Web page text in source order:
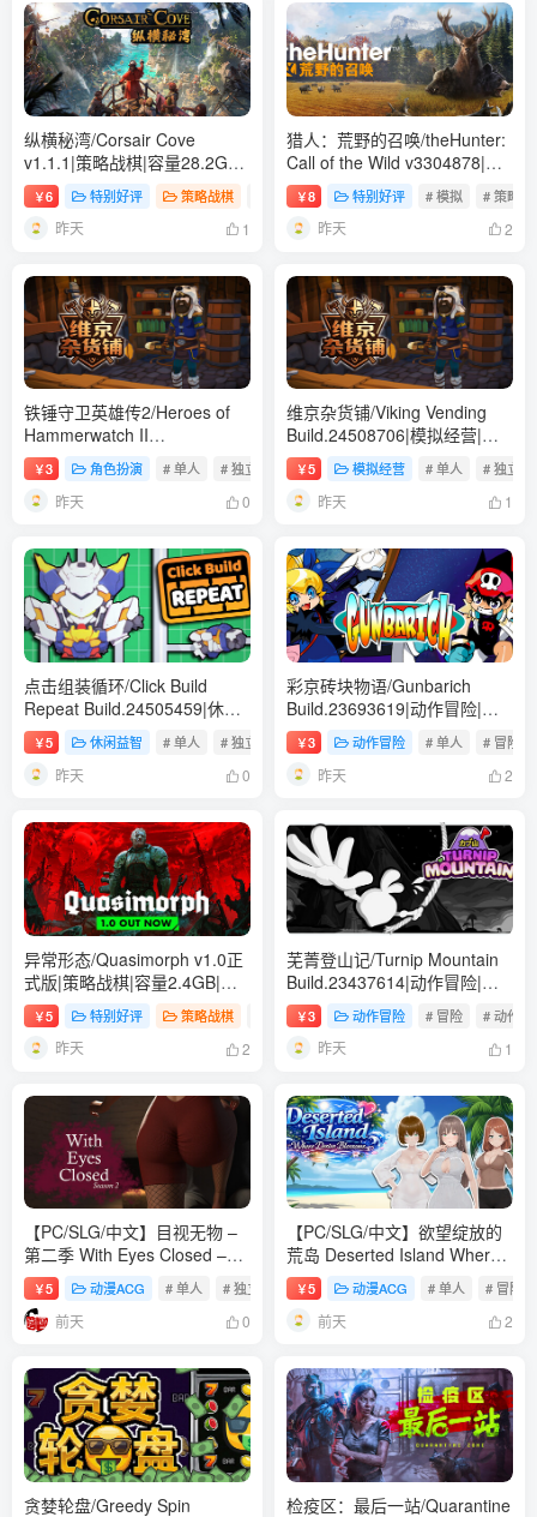
纵横秘湾/Corsair Cove
v1.1.1|策略战棋|容量28.2GB|
免安装绿色中文版
￥6 特别好评 策略战棋 # 单人 # 模拟 # 策略
昨天 1
猎人：荒野的召唤/theHunter:
Call of the Wild v3304878|动
作射击|容量121.2GB|免安装
绿色中文版
￥8 特别好评 # 模拟 # 策略
昨天 2
铁锤守卫英雄传2/Heroes of
Hammerwatch II
Build.24298107|角色扮演|容
量345B|免安装绿色中文版
￥3 角色扮演 # 单人 # 独立 # 休闲
昨天 0
维京杂货铺/Viking Vending
Build.24508706|模拟经营|容
量2GB|免安装绿色中文版
￥5 模拟经营 # 单人 # 独立
昨天 1
点击组装循环/Click Build
Repeat Build.24505459|休闲
益智|容量1.5GB|免安装绿色中
文版
￥5 休闲益智 # 单人 # 独立 # 休闲
昨天 0
彩京砖块物语/Gunbarich
Build.23693619|动作冒险|容
量628B|免安装绿色中文版
￥3 动作冒险 # 单人 # 冒险
昨天 2
异常形态/Quasimorph v1.0正
式版|策略战棋|容量2.4GB|免
安装绿色中文版
￥5 特别好评 策略战棋 # 单人 # 动作 # 策略
昨天 2
芜菁登山记/Turnip Mountain
Build.23437614|动作冒险|容
量128B|免安装绿色中文版
￥3 动作冒险 # 冒险 # 动作
昨天 1
【PC/SLG/中文】目视无物 –
第二季 With Eyes Closed –
Season 2 Build.24311960
STEAM官方中文版【9.8GB】
￥5 动漫ACG # 单人 # 独立 # 冒险
前天 0
【PC/SLG/中文】欲望绽放的
荒岛 Deserted Island Where
Desire Blossoms V1.03
STEAM官方中文版【1.1GB】
￥5 动漫ACG # 单人 # 冒险
前天 2
贪婪轮盘/Greedy Spin
检疫区：最后一站/Quarantine